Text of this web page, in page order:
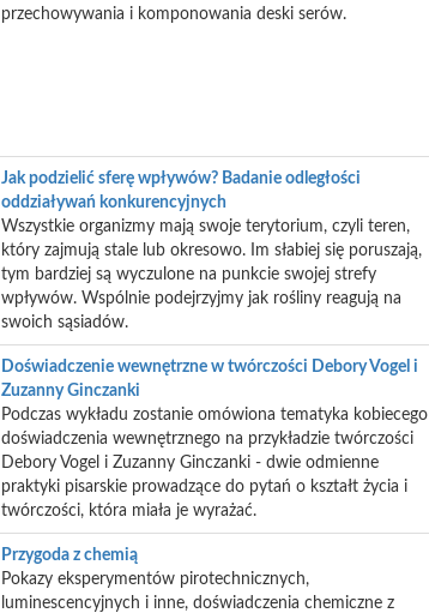
przechowywania i komponowania deski serów.
Jak podzielić sferę wpływów? Badanie odległości
oddziaływań konkurencyjnych
Wszystkie organizmy mają swoje terytorium, czyli teren,
który zajmują stale lub okresowo. Im słabiej się poruszają,
tym bardziej są wyczulone na punkcie swojej strefy
wpływów. Wspólnie podejrzyjmy jak rośliny reagują na
swoich sąsiadów.
Doświadczenie wewnętrzne w twórczości Debory Vogel i
Zuzanny Ginczanki
Podczas wykładu zostanie omówiona tematyka kobiecego
doświadczenia wewnętrznego na przykładzie twórczości
Debory Vogel i Zuzanny Ginczanki - dwie odmienne
praktyki pisarskie prowadzące do pytań o kształt życia i
twórczości, która miała je wyrażać.
Przygoda z chemią
Pokazy eksperymentów pirotechnicznych,
luminescencyjnych i inne, doświadczenia chemiczne z